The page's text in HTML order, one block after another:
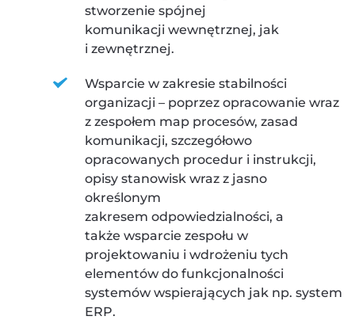
stworzenie spójnej
komunikacji wewnętrznej, jak
i zewnętrznej.
Wsparcie w zakresie stabilności
organizacji – poprzez opracowanie wraz
z zespołem map procesów, zasad
komunikacji, szczegółowo
opracowanych procedur i instrukcji,
opisy stanowisk wraz z jasno
określonym
zakresem odpowiedzialności, a
także wsparcie zespołu w
projektowaniu i wdrożeniu tych
elementów do funkcjonalności
systemów wspierających jak np. system
ERP.